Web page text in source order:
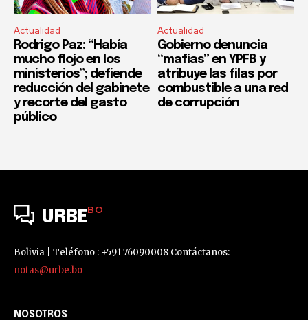
Actualidad
Rodrigo Paz: “Había
mucho flojo en los
ministerios”; defiende
reducción del gabinete
y recorte del gasto
público
Actualidad
Gobierno denuncia
“mafias” en YPFB y
atribuye las filas por
combustible a una red
de corrupción
URBEBO
Bolivia | Teléfono : +591 76090008 Contáctanos:
notas@urbe.bo
NOSOTROS